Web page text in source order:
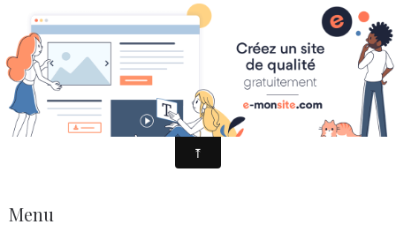
DISPONIBILITÉS
Menu